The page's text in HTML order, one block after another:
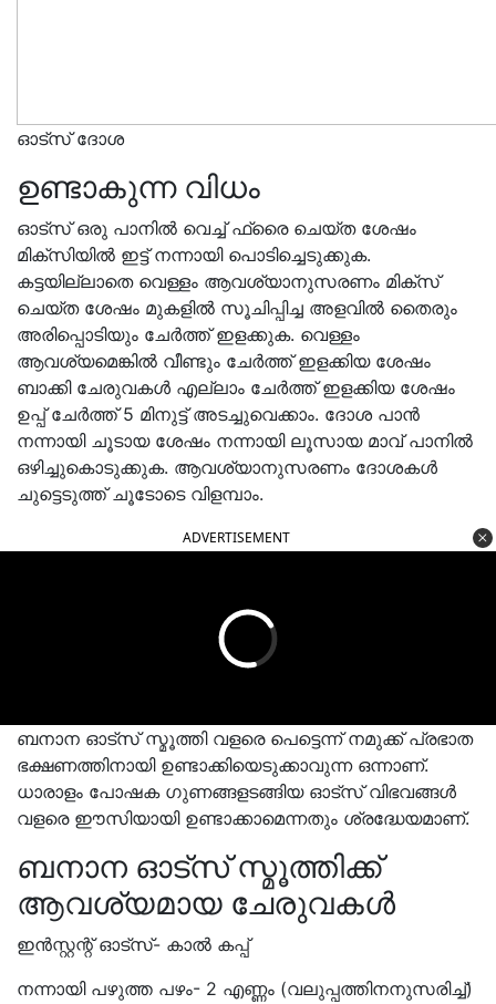
ഓട്സ് ദോശ
ഉണ്ടാകുന്ന വിധം
ഓട്സ് ഒരു പാനിൽ വെച്ച് ഫ്രൈ ചെയ്ത ശേഷം
മിക്സിയിൽ ഇട്ട് നന്നായി പൊടിച്ചെടുക്കുക.
കട്ടയില്ലാതെ വെള്ളം ആവശ്യാനുസരണം മിക്സ്
ചെയ്ത ശേഷം മുകളിൽ സൂചിപ്പിച്ച അളവിൽ തൈരും
അരിപ്പൊടിയും ചേർത്ത് ഇളക്കുക. വെള്ളം
ആവശ്യമെങ്കിൽ വീണ്ടും ചേർത്ത് ഇളക്കിയ ശേഷം
ബാക്കി ചേരുവകൾ എല്ലാം ചേർത്ത് ഇളക്കിയ ശേഷം
ഉപ്പ് ചേർത്ത് 5 മിനുട്ട് അടച്ചുവെക്കാം. ദോശ പാൻ
നന്നായി ചൂടായ ശേഷം നന്നായി ലൂസായ മാവ് പാനിൽ
ഒഴിച്ചുകൊടുക്കുക. ആവശ്യാനുസരണം ദോശകൾ
ചുട്ടെടുത്ത് ചൂടോടെ വിളമ്പാം.
ADVERTISEMENT
ബനാന ഓട്സ് സ്മൂത്തി വളരെ പെട്ടെന്ന് നമുക്ക് പ്രഭാത
ഭക്ഷണത്തിനായി ഉണ്ടാക്കിയെടുക്കാവുന്ന ഒന്നാണ്.
ധാരാളം പോഷക ഗുണങ്ങളടങ്ങിയ ഓട്സ് വിഭവങ്ങൾ
വളരെ ഈസിയായി ഉണ്ടാക്കാമെന്നതും ശ്രദ്ധേയമാണ്.
ബനാന ഓട്സ് സ്മൂത്തിക്ക്
ആവശ്യമായ ചേരുവകൾ
ഇൻസ്റ്റന്റ് ഓട്സ്- കാൽ കപ്പ്
നന്നായി പഴുത്ത പഴം- 2 എണ്ണം (വലുപ്പത്തിനനുസരിച്ച്‌)